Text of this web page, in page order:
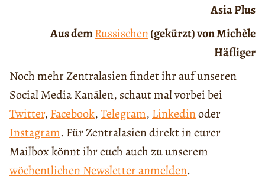
Asia Plus
Aus demRussischen(gekürzt) von Michèle
Häfliger
Noch mehr Zentralasien findet ihr auf unseren
Social Media Kanälen, schaut mal vorbei bei
Twitter, Facebook,Telegram, Linkedinoder
Instagram. Für Zentralasien direkt in eurer
Mailbox könnt ihr euch auch zu unserem
wöchentlichen Newsletter anmelden.